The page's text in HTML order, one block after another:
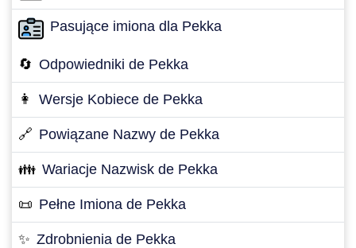
Pasujące imiona dla Pekka
🔄 Odpowiedniki de Pekka
👩 Wersje Kobiece de Pekka
🔗 Powiązane Nazwy de Pekka
👪 Wariacje Nazwisk de Pekka
📜 Pełne Imiona de Pekka
✨ Zdrobnienia de Pekka